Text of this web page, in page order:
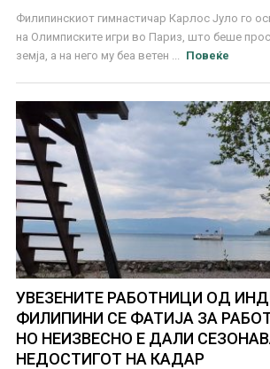
Филипинскиот гимнастичар Карлос Јуло го
на Олимписките игри во Париз, што беше
земја, а на него му беа ветен ...
Повеќе
УВЕЗЕНИТЕ РАБОТНИЦИ ОД
ФИЛИПИНИ СЕ ФАТИЈА ЗА
НО НЕИЗВЕСНО Е ДАЛИ
НЕДОСТИГОТ НА КАДАР